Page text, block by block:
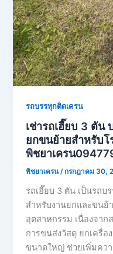
รถบรรทุกติดเครน
เช่ารถเฮี๊ยบ 3 ตัน
ยกขนย้ายสำหรับโ
พิชยาเครน
พิชยาเครน/กรกฎาคม 30,
รถเฮี๊ยบ 3 ตัน เป็นรถบ
สำหรับงานยกและขนย้
อุตสาหกรรม เนื่องจาก
การขนส่งวัสดุ ยกเครื่
ขนาดใหญ่ ช่วยเพิ่มคว